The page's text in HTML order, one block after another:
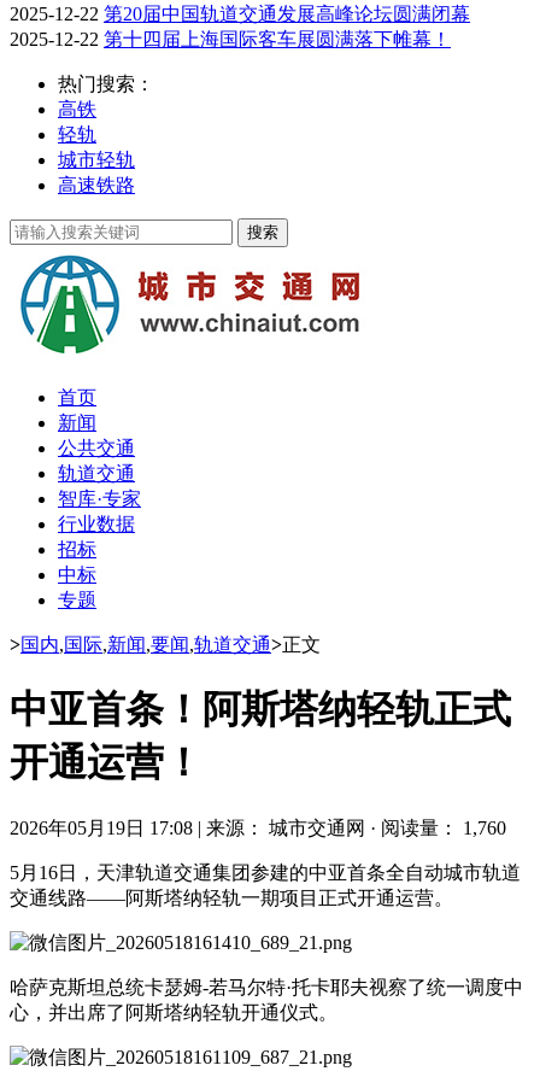
2025-12-22 第20届中国轨道交通发展高峰论坛圆满闭幕
2025-12-22 第十四届上海国际客车展圆满落下帷幕！
热门搜索：
高铁
轻轨
城市轻轨
高速铁路
首页
新闻
公共交通
轨道交通
智库·专家
行业数据
招标
中标
专题
>国内,国际,新闻,要闻,轨道交通>正文
中亚首条！阿斯塔纳轻轨正式
开通运营！
2026年05月19日 17:08 | 来源： 城市交通网 · 阅读量： 1,760
5月16日，天津轨道交通集团参建的中亚首条全自动城市轨道
交通线路——阿斯塔纳轻轨一期项目正式开通运营。
哈萨克斯坦总统卡瑟姆-若马尔特·托卡耶夫视察了统一调度中
心，并出席了 阿斯塔纳轻轨开通仪式。